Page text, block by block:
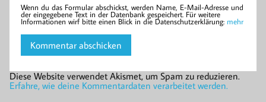
Wenn du das Formular abschickst, werden Name, E-Mail-Adresse und
der eingegebene Text in der Datenbank gespeichert. Für weitere
Informationen wirf bitte einen Blick in die Datenschutzerklärung: mehr
Diese Website verwendet Akismet, um Spam zu reduzieren.
Erfahre, wie deine Kommentardaten verarbeitet werden.